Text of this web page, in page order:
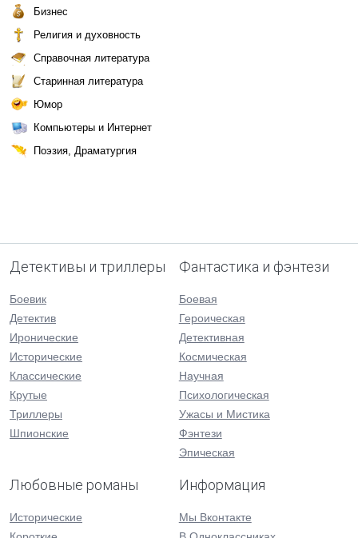
Бизнес
Религия и духовность
Справочная литература
Старинная литература
Юмор
Компьютеры и Интернет
Поэзия, Драматургия
Детективы и триллеры
Боевик
Детектив
Иронические
Исторические
Классические
Крутые
Триллеры
Шпионские
Фантастика и фэнтези
Боевая
Героическая
Детективная
Космическая
Научная
Психологическая
Ужасы и Мистика
Фэнтези
Эпическая
Любовные романы
Исторические
Информация
Мы Вконтакте